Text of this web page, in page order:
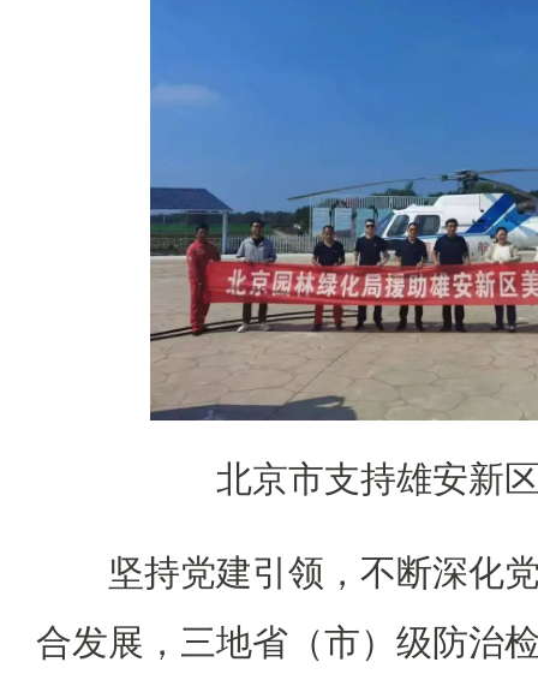
北京市支持雄安新
坚持党建引领，不断深化
合发展，三地省（市）级防治